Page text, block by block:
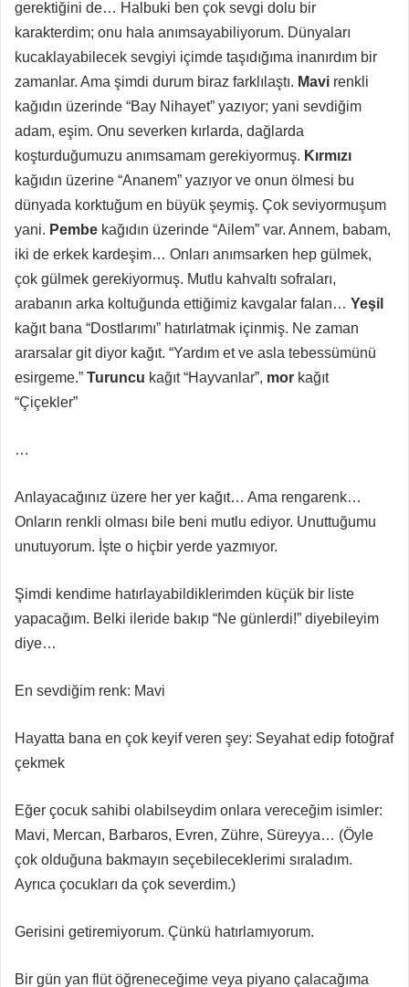
gerektiğini de… Halbuki ben çok sevgi dolu bir
karakterdim; onu hala anımsayabiliyorum. Dünyaları
kucaklayabilecek sevgiyi içimde taşıdığıma inanırdım bir
zamanlar. Ama şimdi durum biraz farklılaştı. Mavi renkli
kağıdın üzerinde “Bay Nihayet” yazıyor; yani sevdiğim
adam, eşim. Onu severken kırlarda, dağlarda
koşturduğumuzu anımsamam gerekiyormuş. Kırmızı
kağıdın üzerine “Ananem” yazıyor ve onun ölmesi bu
dünyada korktuğum en büyük şeymiş. Çok seviyormuşum
yani. Pembe kağıdın üzerinde “Ailem” var. Annem, babam,
iki de erkek kardeşim… Onları anımsarken hep gülmek,
çok gülmek gerekiyormuş. Mutlu kahvaltı sofraları,
arabanın arka koltuğunda ettiğimiz kavgalar falan… Yeşil
kağıt bana “Dostlarımı” hatırlatmak içinmiş. Ne zaman
ararsalar git diyor kağıt. “Yardım et ve asla tebessümünü
esirgeme.” Turuncu kağıt “Hayvanlar”, mor kağıt
“Çiçekler”
…
Anlayacağınız üzere her yer kağıt… Ama rengarenk…
Onların renkli olması bile beni mutlu ediyor. Unuttuğumu
unutuyorum. İşte o hiçbir yerde yazmıyor.
Şimdi kendime hatırlayabildiklerimden küçük bir liste
yapacağım. Belki ileride bakıp “Ne günlerdi!” diyebileyim
diye…
En sevdiğim renk: Mavi
Hayatta bana en çok keyif veren şey: Seyahat edip fotoğraf
çekmek
Eğer çocuk sahibi olabilseydim onlara vereceğim isimler:
Mavi, Mercan, Barbaros, Evren, Zühre, Süreyya… (Öyle
çok olduğuna bakmayın seçebileceklerimi sıraladım.
Ayrıca çocukları da çok severdim.)
Gerisini getiremiyorum. Çünkü hatırlamıyorum.
Bir gün yan flüt öğreneceğime veya piyano çalacağıma